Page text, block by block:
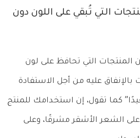
التي تُبقي على اللون دون
المنتجات التي تحافظ على لون
بالإنفاق عليه من أجل الاستفادة
كما تقول، إن استخدامك للمنتج
الشعر الأشقر مشرقًا، وعلى